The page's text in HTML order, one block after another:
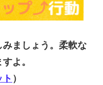
ましょう。柔軟な
よ。
）